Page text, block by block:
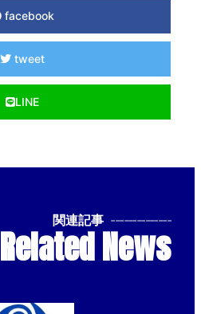
facebook
tweet
LINE
関連記事 --------------
Related News